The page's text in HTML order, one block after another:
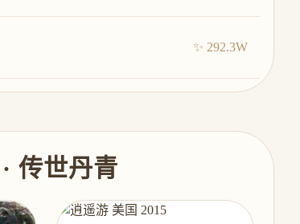
✨ 292.3W
传世丹青